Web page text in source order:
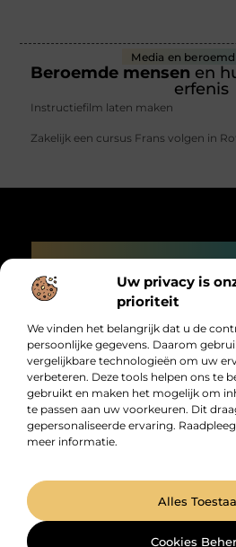
Uw privacy is
prioriteit
We vinden het belangrijk dat u de
persoonlijke gegevens. Daarom
vergelijkbare technologieën om uw
verbeteren. Deze tools helpen ons te
gebruikt en maken het mogelijk om
te passen aan uw voorkeuren. Dit
gepersonaliseerde ervaring. Raadpleeg
meer informatie.
Alles
Cookies
Media en
Beroemde mensen en
erfenis
Instructiefilm laten maken
Zakelijk een cursus Frans volgen in
Bericht categorie
Digitalk.nl – Ontdek, leer
@2025 All Right Reserved. Design